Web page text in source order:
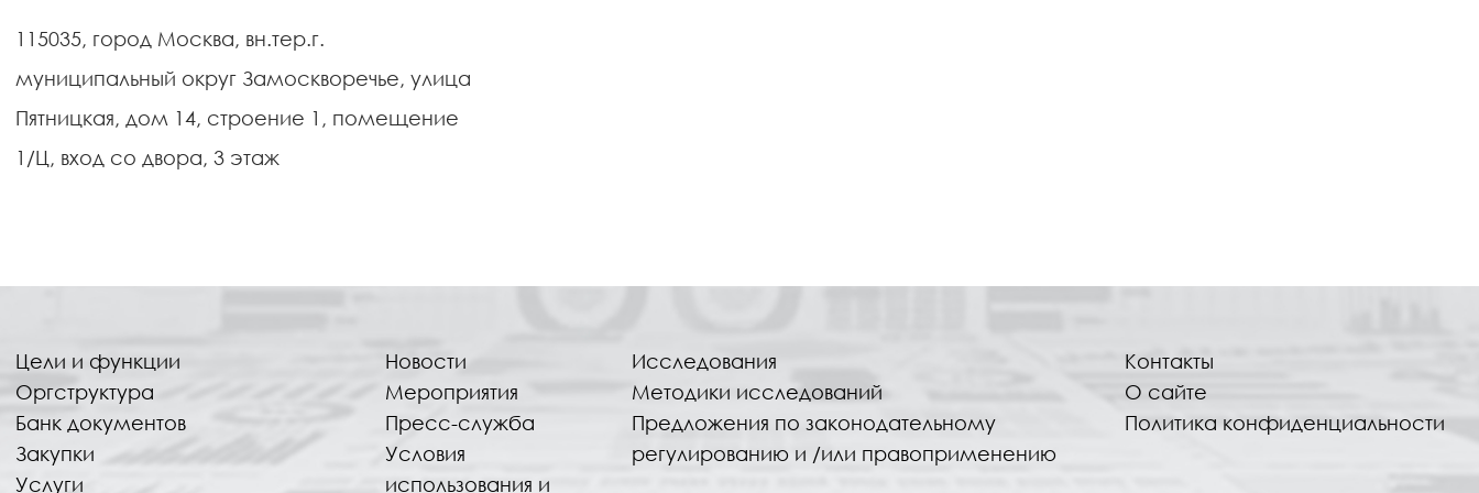
115035, город Москва, вн.тер.г.
муниципальный округ Замоскворечье, улица
Пятницкая, дом 14, строение 1, помещение
1/Ц, вход со двора, 3 этаж
Цели и функции
Оргструктура
Банк документов
Закупки
Услуги
Новости
Мероприятия
Пресс-служба
Условия
использования и
Исследования
Методики исследований
Предложения по законодательному
регулированию и /или правоприменению
Контакты
О сайте
Политика конфиденциальности